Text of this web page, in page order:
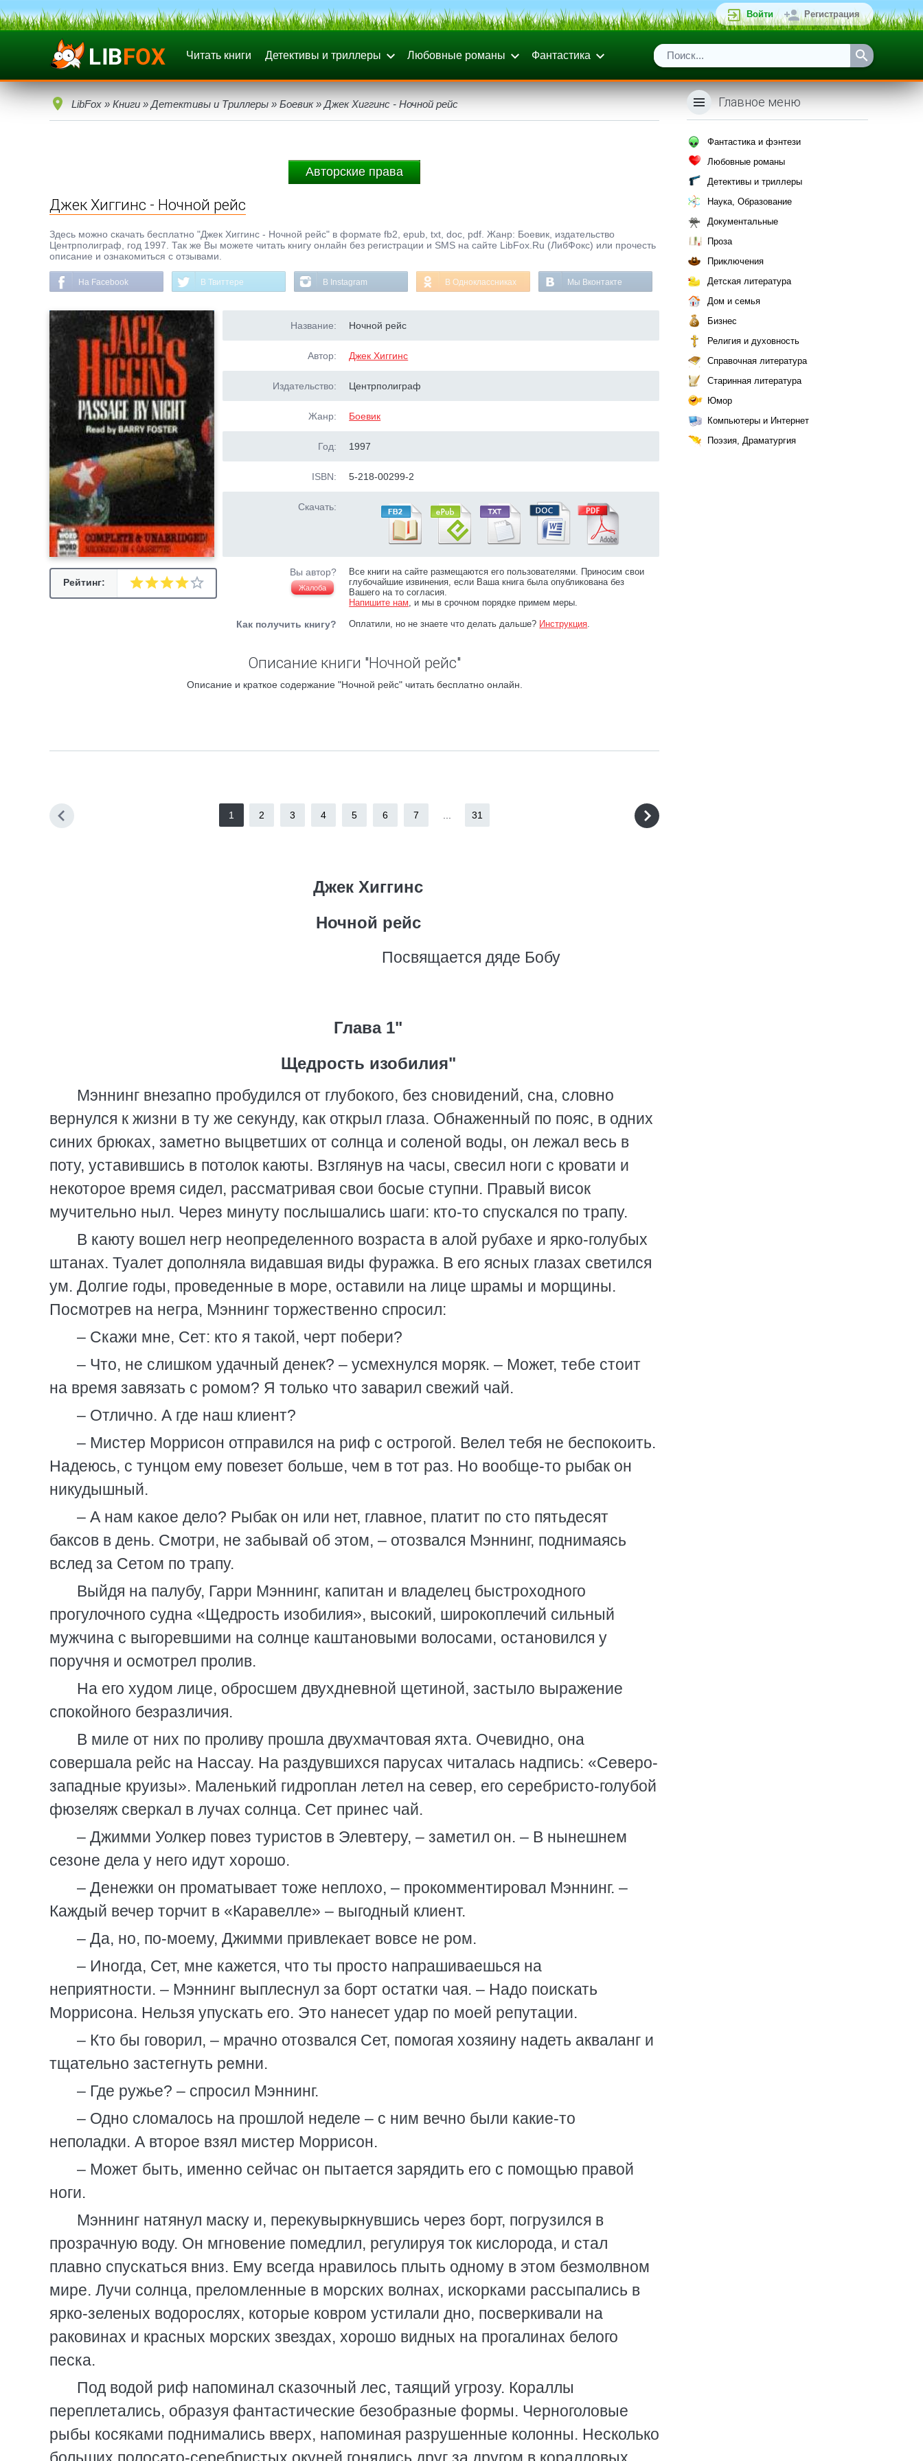
Войти Регистрация
Читать книги Детективы и триллеры Любовные романы Фантастика
LibFox » Книги » Детективы и Триллеры » Боевик» Джек Хиггинс - Ночной рейс
Авторские права
Джек Хиггинс - Ночной рейс
Здесь можно скачать бесплатно "Джек Хиггинс - Ночной рейс" в формате fb2, epub, txt, doc, pdf. Жанр: Боевик, издательство
Центрполиграф, год 1997. Так же Вы можете читать книгу онлайн без регистрации и SMS на сайте LibFox.Ru (ЛибФокс) или прочесть
описание и ознакомиться с отзывами.
На Facebook В Твиттере В Instagram В Одноклассниках Мы Вконтакте
Рейтинг:
Название: Ночной рейс
Автор: Джек Хиггинс
Издательство: Центрполиграф
Жанр: Боевик
Год: 1997
ISBN: 5-218-00299-2
Скачать:
Вы автор?
Жалоба
Все книги на сайте размещаются его пользователями. Приносим свои
глубочайшие извинения, если Ваша книга была опубликована без
Вашего на то согласия.
Напишите нам, и мы в срочном порядке примем меры.
Как получить книгу? Оплатили, но не знаете что делать дальше? Инструкция.
Описание книги "Ночной рейс"
Описание и краткое содержание "Ночной рейс" читать бесплатно онлайн.
1 2 3 4 5 6 7 31
Джек Хиггинс
Ночной рейс
Посвящается дяде Бобу
Глава 1"
Щедрость изобилия"
Мэннинг внезапно пробудился от глубокого, без сновидений, сна, словно
вернулся к жизни в ту же секунду, как открыл глаза. Обнаженный по пояс, в одних
синих брюках, заметно выцветших от солнца и соленой воды, он лежал весь в
поту, уставившись в потолок каюты. Взглянув на часы, свесил ноги с кровати и
некоторое время сидел, рассматривая свои босые ступни. Правый висок
мучительно ныл. Через минуту послышались шаги: кто-то спускался по трапу.
В каюту вошел негр неопределенного возраста в алой рубахе и ярко-голубых
штанах. Туалет дополняла видавшая виды фуражка. В его ясных глазах светился
ум. Долгие годы, проведенные в море, оставили на лице шрамы и морщины.
Посмотрев на негра, Мэннинг торжественно спросил:
– Скажи мне, Сет: кто я такой, черт побери?
– Что, не слишком удачный денек? – усмехнулся моряк. – Может, тебе стоит
на время завязать с ромом? Я только что заварил свежий чай.
– Отлично. А где наш клиент?
– Мистер Моррисон отправился на риф с острогой. Велел тебя не беспокоить.
Надеюсь, с тунцом ему повезет больше, чем в тот раз. Но вообще-то рыбак он
никудышный.
– А нам какое дело? Рыбак он или нет, главное, платит по сто пятьдесят
баксов в день. Смотри, не забывай об этом, – отозвался Мэннинг, поднимаясь
вслед за Сетом по трапу.
Выйдя на палубу, Гарри Мэннинг, капитан и владелец быстроходного
прогулочного судна «Щедрость изобилия», высокий, широкоплечий сильный
мужчина с выгоревшими на солнце каштановыми волосами, остановился у
поручня и осмотрел пролив.
На его худом лице, обросшем двухдневной щетиной, застыло выражение
спокойного безразличия.
В миле от них по проливу прошла двухмачтовая яхта. Очевидно, она
совершала рейс на Нассау. На раздувшихся парусах читалась надпись: «Северо-
западные круизы». Маленький гидроплан летел на север, его серебристо-голубой
фюзеляж сверкал в лучах солнца. Сет принес чай.
– Джимми Уолкер повез туристов в Элевтеру, – заметил он. – В нынешнем
сезоне дела у него идут хорошо.
– Денежки он проматывает тоже неплохо, – прокомментировал Мэннинг. –
Каждый вечер торчит в «Каравелле» – выгодный клиент.
– Да, но, по-моему, Джимми привлекает вовсе не ром.
– Иногда, Сет, мне кажется, что ты просто напрашиваешься на
неприятности. – Мэннинг выплеснул за борт остатки чая. – Надо поискать
Моррисона. Нельзя упускать его. Это нанесет удар по моей репутации.
– Кто бы говорил, – мрачно отозвался Сет, помогая хозяину надеть акваланг и
тщательно застегнуть ремни.
– Где ружье? – спросил Мэннинг.
– Одно сломалось на прошлой неделе – с ним вечно были какие-то
неполадки. А второе взял мистер Моррисон.
– Может быть, именно сейчас он пытается зарядить его с помощью правой
ноги.
Мэннинг натянул маску и, перекувыркнувшись через борт, погрузился в
прозрачную воду. Он мгновение помедлил, регулируя ток кислорода, и стал
плавно спускаться вниз. Ему всегда нравилось плыть одному в этом безмолвном
мире. Лучи солнца, преломленные в морских волнах, искорками рассыпались в
ярко-зеленых водорослях, которые ковром устилали дно, посверкивали на
раковинах и красных морских звездах, хорошо видных на прогалинах белого
песка.
Под водой риф напоминал сказочный лес, таящий угрозу. Кораллы
переплетались, образуя фантастические безобразные формы. Черноголовые
рыбы косяками поднимались вверх, напоминая разрушенные колонны. Несколько
Главное меню
Фантастика и фэнтези
Любовные романы
Детективы и триллеры
Наука, Образование
Документальные
Проза
Приключения
Детская литература
Дом и семья
Бизнес
Религия и духовность
Справочная литература
Старинная литература
Юмор
Компьютеры и Интернет
Поэзия, Драматургия